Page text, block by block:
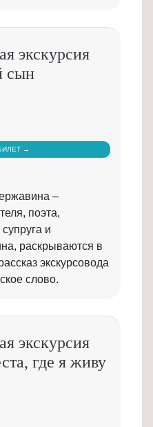
экскурсия
сын
→
–
поэта,
и
раскрываются в
экскурсовода
слово.
экскурсия
где я живу